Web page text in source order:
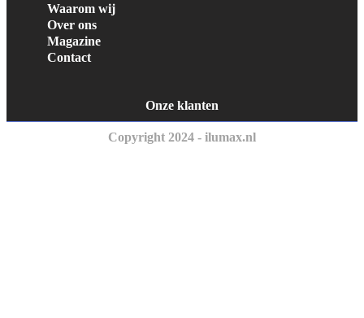
Waarom wij
Over ons
Magazine
Contact
Onze klanten
Copyright 2024 - ilumax.nl